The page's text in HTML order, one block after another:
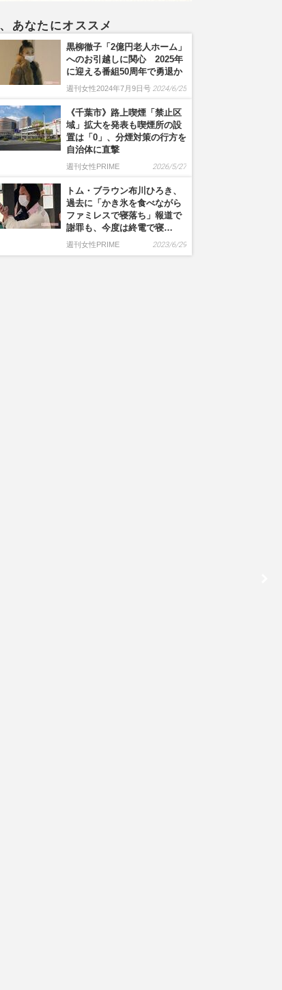
あなたにオススメ
黒柳徹子「2億円老人ホーム」
へのお引越しに関心 2025年
に迎える番組50周年で勇退か
週刊女性2024年7月9日号 2024/6/25
《千葉市》路上喫煙「禁止区
域」拡大を発表も喫煙所の設
置は「0」、分煙対策の行方を
自治体に直撃
週刊女性PRIME 2026/5/27
トム・ブラウン布川ひろき、
過去に「かき氷を食べながら
ファミレスで寝落ち」報道で
謝罪も、今度は終電で寝…
週刊女性PRIME 2023/6/29